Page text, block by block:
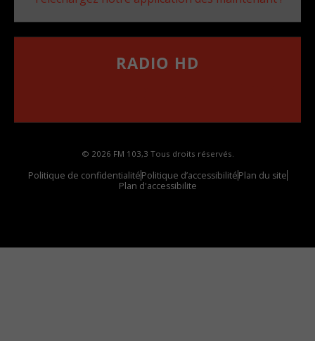
RADIO HD
© 2026 FM 103,3 Tous droits réservés.
Politique de confidentialitéPolitique d’accessibilitéPlan du site
Plan d'accessibilite